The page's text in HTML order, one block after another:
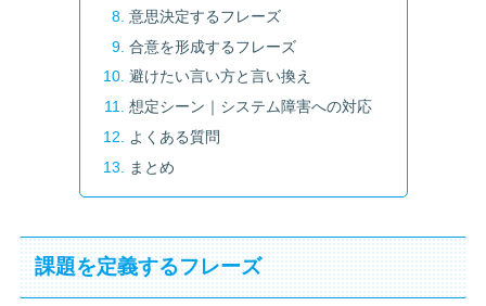
意思決定するフレーズ
合意を形成するフレーズ
避けたい言い方と言い換え
想定シーン｜システム障害への対応
よくある質問
まとめ
課題を定義するフレーズ